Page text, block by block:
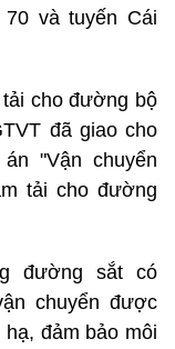
và tuyến Cái
cho đường bộ
đã giao cho
"Vận chuyển
tải cho đường
đường sắt có
chuyển được
đảm bảo môi